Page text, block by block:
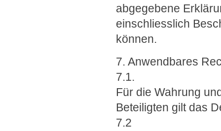
abgegebene
einschliesslich
können.
7. Anwendbares
7.1.
Für die Wahrung
Beteiligten gilt das
7.2